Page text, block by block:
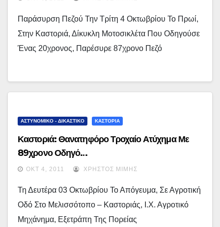
Παράσυρση Πεζού Την Τρίτη 4 Οκτωβρίου Το Πρωί,
Στην Καστοριά, Δίκυκλη Μοτοσικλέτα Που Οδηγούσε
Ένας 20χρονος, Παρέσυρε 87χρονο Πεζό
ΑΣΤΥΝΟΜΙΚΟ - ΔΙΚΑΣΤΙΚΟ ΚΑΣΤΟΡΙΑ
Καστοριά: Θανατηφόρο Τροχαίο Ατύχημα Με
89χρονο Οδηγό…
ΟΚΤ 4, 2011 ΧΡΉΣΤΟΣ ΜΊΜΗΣ
Τη Δευτέρα 03 Οκτωβρίου Το Απόγευμα, Σε Αγροτική
Οδό Στο Μελισσότοπο – Καστοριάς, Ι.Χ. Αγροτικό
Μηχάνημα, Εξετράπη Της Πορείας